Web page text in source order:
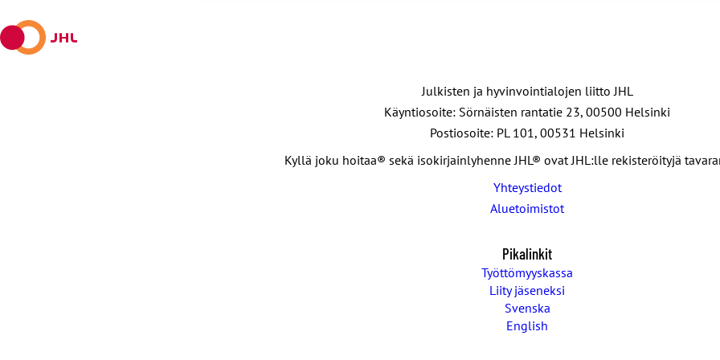
Julkisten ja hyvinvointialojen liitto JHL
Käyntiosoite: Sörnäisten rantatie 23, 00500 Helsinki
Postiosoite: PL 101, 00531 Helsinki
Kyllä joku hoitaa® sekä isokirjainlyhenne JHL® ovat JHL:lle rekisteröityjä
Yhteystiedot
Aluetoimistot
Pikalinkit
Työttömyyskassa
Liity jäseneksi
Svenska
English